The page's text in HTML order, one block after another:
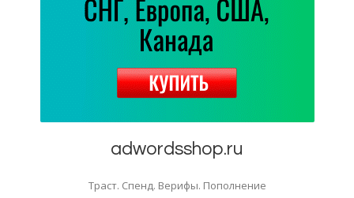
adwordsshop.ru
Траст. Спенд. Верифы. Пополнение